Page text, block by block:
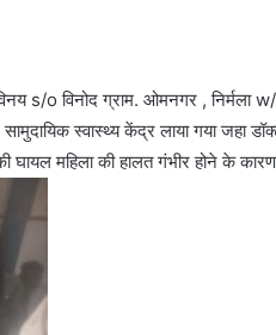
s/o विनोद ग्राम. ओमनगर , निर्मला
स्वास्थ्य केंद्र लाया गया जहा
घायल महिला की हालत गंभीर होने के